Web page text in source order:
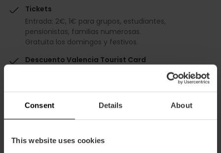
Consent Details About
This website uses cookies
Tickets
Entrada: 2€, 1€ para grupos, estudiantes,
pensionistas, familias numerosas.
Gratuita los domingos y festivos.
Descuento Valencia Tourist Card